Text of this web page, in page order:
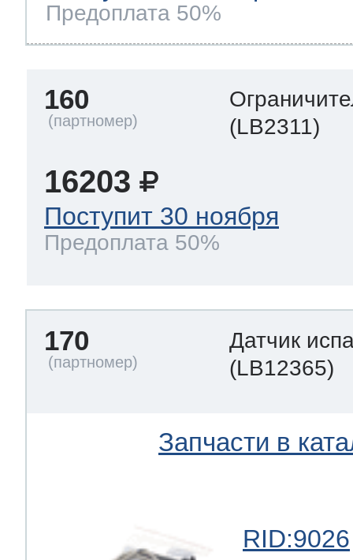
Предоплата 50%
160
(LB2311)
16203
Поступит 30 ноября
Предоплата 50%
170
Датчик
(LB12365)
Запчасти в
RID:9026